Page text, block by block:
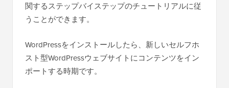
関するステップバイステップのチュートリアルに従
うことができます。
WordPressをインストールしたら、新しいセルフホ
スト型WordPressウェブサイトにコンテンツをイン
ポートする時期です。